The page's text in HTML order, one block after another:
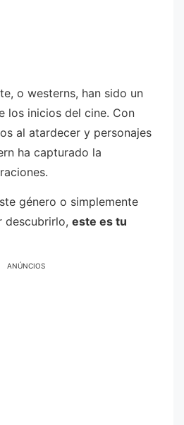
o westerns, han sido un
los inicios del cine. Con
al atardecer y personajes
ha capturado la
género o simplemente
descubrirlo, este es tu
ANÚNCIOS